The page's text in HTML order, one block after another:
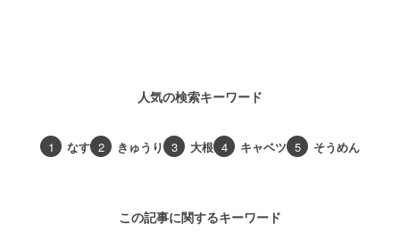
人気の検索キーワード
1 なす 2 きゅうり 3 大根 4 キャベツ 5 そうめん
この記事に関するキーワード